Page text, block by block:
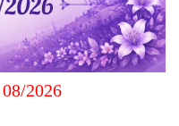
2026